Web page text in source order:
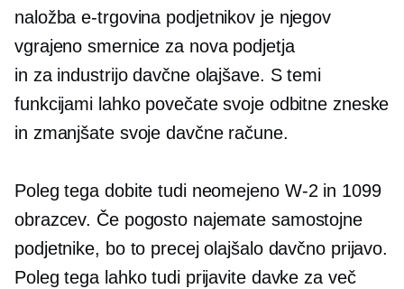
naložbae-trgovina podjetnikov je njegov
vgrajeno smernice za nova podjetja
in za industrijodavčne olajšave. S temi
funkcijami lahko povečate svoje odbitne zneske
in zmanjšate svoje davčne račune.
Poleg tega dobite tudi neomejeno W-2 in 1099
obrazcev. Če pogosto najemate samostojne
podjetnike, bo to precej olajšalo davčno prijavo.
Poleg tega lahko tudi prijavite davke za več